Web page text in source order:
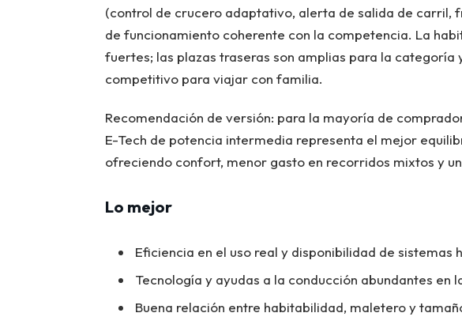
(control de crucero adaptativo, alerta de salida de carril,
de funcionamiento coherente con la competencia. La
fuertes; las plazas traseras son amplias para la
competitivo para viajar con familia.
Recomendación de versión: para la mayoría de
E-Tech de potencia intermedia representa el mejor
ofreciendo confort, menor gasto en recorridos mixtos y
Lo mejor
Eficiencia en el uso real y disponibilidad de sistemas
Tecnología y ayudas a la conducción abundantes en
Buena relación entre habitabilidad, maletero y